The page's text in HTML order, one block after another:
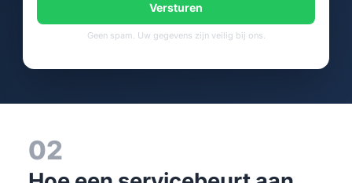
Versturen
Geen spam. Uw gegevens zijn veilig bij ons.
02